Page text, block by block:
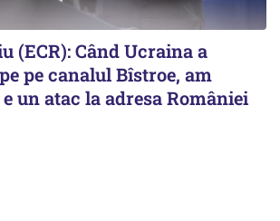
(ECR): Când Ucraina a
pe canalul Bîstroe, am
un atac la adresa României